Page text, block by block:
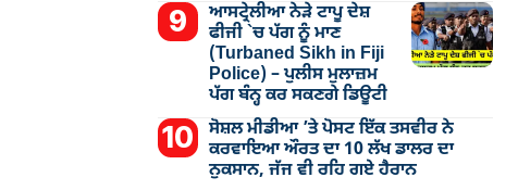
ਆਸਟ੍ਰੇਲੀਆ ਨੇੜੇ ਟਾਪੂ ਦੇਸ਼
ਫੀਜੀ `ਚ ਪੱਗ ਨੂੰ ਮਾਣ
(Turbaned Sikh in Fiji
Police) – ਪੁਲੀਸ ਮੁਲਾਜ਼ਮ
ਪੱਗ ਬੰਨ੍ਹ ਕਰ ਸਕਣਗੇ ਡਿਊਟੀ
ਸੋਸ਼ਲ ਮੀਡੀਆ ’ਤੇ ਪੋਸਟ ਇੱਕ ਤਸਵੀਰ ਨੇ
ਕਰਵਾਇਆ ਔਰਤ ਦਾ 10 ਲੱਖ ਡਾਲਰ ਦਾ
ਨੁਕਸਾਨ, ਜੱਜ ਵੀ ਰਹਿ ਗਏ ਹੈਰਾਨ